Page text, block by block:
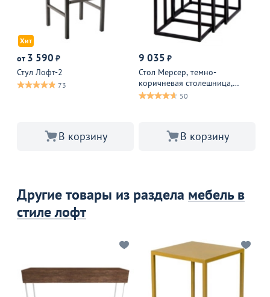
Хит
от 3 590 ₽
Стул Лофт-2
73
В корзину
9 035 ₽
Стол Мерсер, темно-
коричневая столешница,
черный каркас
50
В корзину
Другие товары из раздела мебель в
стиле лофт